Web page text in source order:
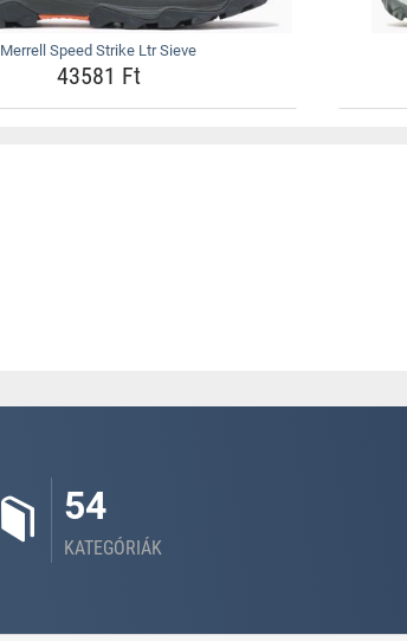
Merrell Speed Strike Ltr Sieve
43581 Ft
54
KATEGÓRIÁK